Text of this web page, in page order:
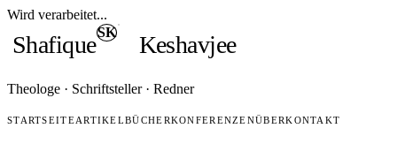
Wird verarbeitet...
ShafiqueSK Keshavjee
Theologe · Schriftsteller · Redner
STARTSEITEARTIKELBÜCHERKONFERENZENÜBERKONTAKT